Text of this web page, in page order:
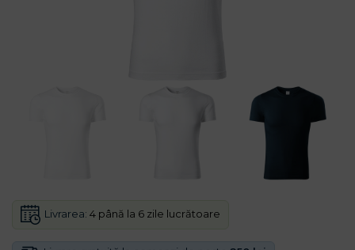
Livrarea: 4 până la 6 zile lucrătoare